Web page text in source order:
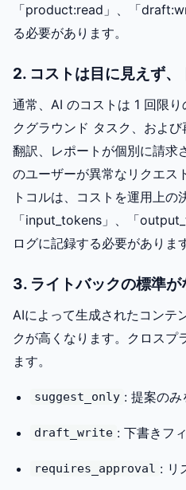
「product:read」、「
る必要があります。
2. コストは目に見えず、
通常、AI のコストは 1 回限
クグラウンド タスク、およ
翻訳、レポートが個別に請求
のユーザーが異常なリクエス
トコルは、コストを運用上
「input_tokens」、「
ログに記録する必要がありま
3. ライトバックの標準
AIによって生成されたコンテ
クが高くなります。クロスプ
ます。
suggest_only : 提案のみ
draft_write : 下書きフ
requires_approval : リ